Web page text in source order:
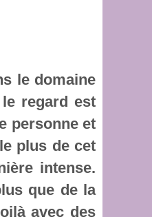
le domaine
regard est
personne et
plus de cet
intense.
que de la
avec des